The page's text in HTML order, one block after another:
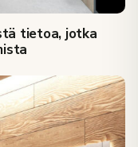
tietoa, jotka